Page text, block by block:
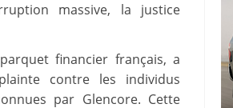
massive, la justice
financier français, a
contre les individus
par Glencore. Cette